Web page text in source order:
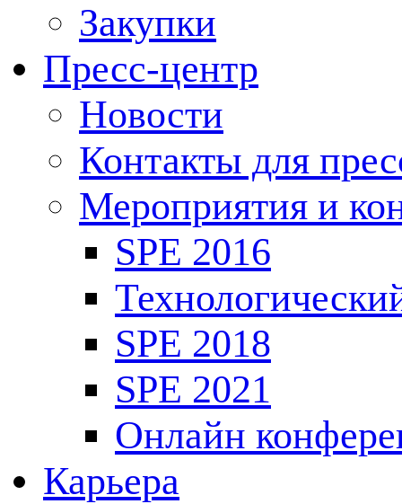
Закупки
Пресс-центр
Новости
Контакты для
Мероприятия и
SPE 2016
SPE 2018
SPE 2021
Онлайн
Карьера